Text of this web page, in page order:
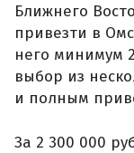
Ближнего
привезти в
него минимум
выбор из
и полным
За 2 300 000